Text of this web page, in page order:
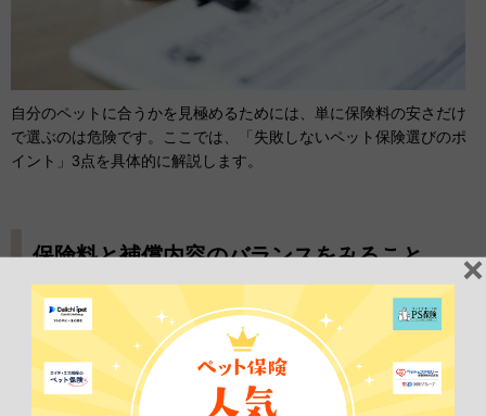
自分のペットに合うかを見極めるためには、単に保険料の安さだけ
で選ぶのは危険です。ここでは、「失敗しないペット保険選びのポ
イント」3点を具体的に解説します。
保険料と補償内容のバランスをみること
ペット保険を選ぶ際は、保険料の安さだけに注目するのではなく、
補償内容とのバランス を確認しましょう。高額治療に対応できる補
償があるか、通院・入院・手術など必要な項目が含まれているかを
チェックすることが重要です。また、免責金額や自己負担割合も確
認し、月々の保険料と補償額が適切かを検討することが失敗しない